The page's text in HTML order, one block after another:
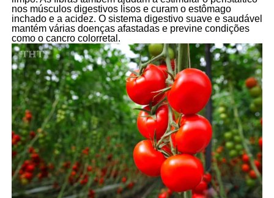
nos músculos digestivos lisos e curam o estômago
inchado e a acidez. O sistema digestivo suave e saudável
mantém várias doenças afastadas e previne condições
como o cancro colorretal.